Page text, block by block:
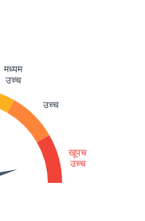
मध्यम
उच्च
उच्च
खूपच
उच्च